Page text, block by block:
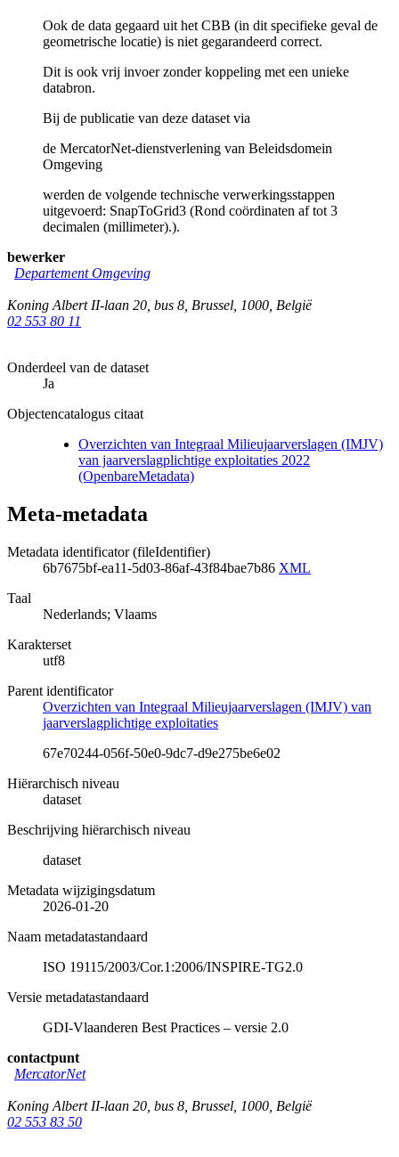
Ook de data gegaard uit het CBB (in dit specifieke geval de
geometrische locatie) is niet gegarandeerd correct.
Dit is ook vrij invoer zonder koppeling met een unieke
databron.
Bij de publicatie van deze dataset via
de MercatorNet-dienstverlening van Beleidsdomein
Omgeving
werden de volgende technische verwerkingsstappen
uitgevoerd: SnapToGrid3 (Rond coördinaten af tot 3
decimalen (millimeter).).
bewerker
Departement Omgeving
Koning Albert II-laan 20, bus 8 Brussel 1000 België
02 553 80 11
Onderdeel van de dataset
Ja
Objectencatalogus citaat
Overzichten van Integraal Milieujaarverslagen (IMJV)
van jaarverslagplichtige exploitaties 2022
(OpenbareMetadata)
Meta-metadata
Metadata identificator (fileIdentifier)
6b7675bf-ea11-5d03-86af-43f84bae7b86 XML
Taal
Nederlands; Vlaams
Karakterset
utf8
Parent identificator
Overzichten van Integraal Milieujaarverslagen (IMJV) van
jaarverslagplichtige exploitaties
67e70244-056f-50e0-9dc7-d9e275be6e02
Hiërarchisch niveau
dataset
Beschrijving hiërarchisch niveau
dataset
Metadata wijzigingsdatum
2026-01-20
Naam metadatastandaard
ISO 19115/2003/Cor.1:2006/INSPIRE-TG2.0
Versie metadatastandaard
GDI-Vlaanderen Best Practices – versie 2.0
contactpunt
MercatorNet
Koning Albert II-laan 20, bus 8 Brussel 1000 België
02 553 83 50